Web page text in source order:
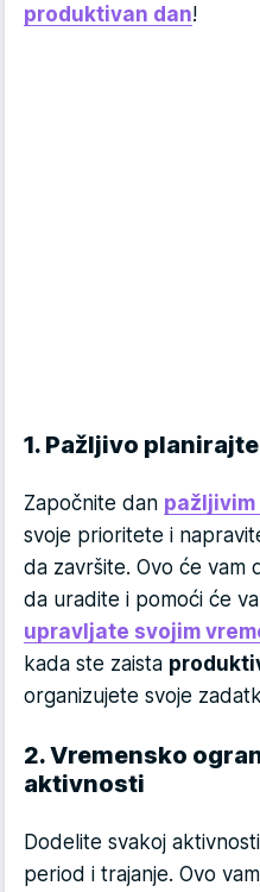
produktivan dan!
1. Pažljivo
Započnite dan
svoje prioritete i
da završite. Ovo će vam
da uradite i pomoći će
upravljate svojim
kada ste zaista
organizujete svoje
2. Vremensko
aktivnosti
Dodelite svakoj
period i trajanje. Ovo